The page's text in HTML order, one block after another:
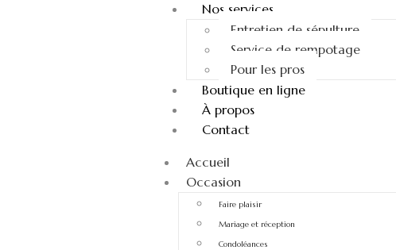
Nos services
Entretien de sépulture
Service de rempotage
Pour les pros
Boutique en ligne
À propos
Contact
Accueil
Occasion
Faire plaisir
Mariage et réception
Condoléances